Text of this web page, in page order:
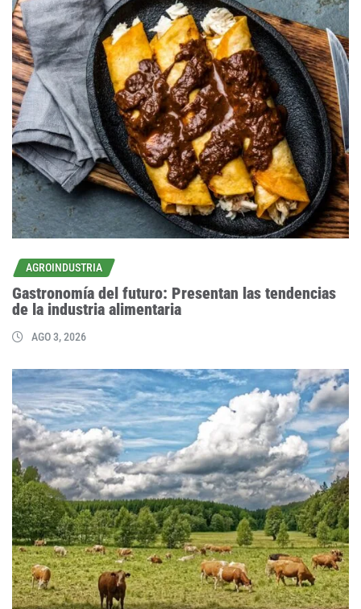
AGROINDUSTRIA
Gastronomía del futuro: Presentan las tendencias
de la industria alimentaria
AGO 3, 2026